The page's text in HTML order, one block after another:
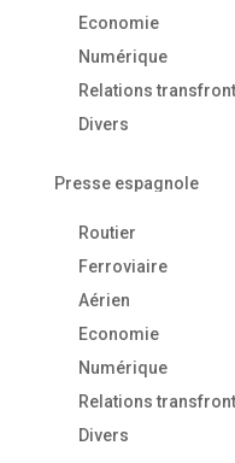
Economie
Numérique
Relations
Divers
Presse espagnole
Routier
Ferroviaire
Aérien
Economie
Numérique
Relations
Divers